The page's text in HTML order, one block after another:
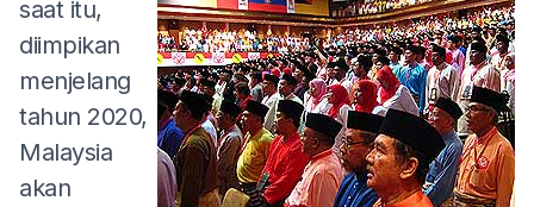
saat itu,
diimpikan
menjelang
tahun 2020,
Malaysia
akan